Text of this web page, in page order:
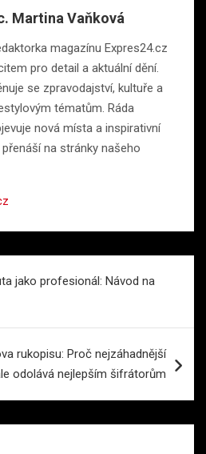
Martina Vaňková
magazínu Expres24.cz
pro detail a aktuální dění.
se zpravodajství, kultuře a
tématům. Ráda
nová místa a inspirativní
na stránky našeho
jako profesionál: Návod na
rukopisu: Proč nejzáhadnější
odolává nejlepším šifrátorům